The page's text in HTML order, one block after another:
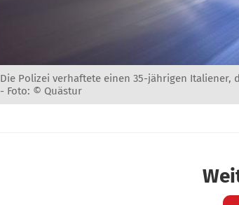
Die Polizei verhaftete einen 35-jährigen
- Foto: © Quästur